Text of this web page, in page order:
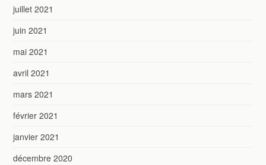
juillet 2021
juin 2021
mai 2021
avril 2021
mars 2021
février 2021
janvier 2021
décembre 2020